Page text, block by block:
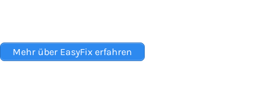
Mehr über EasyFix erfahren